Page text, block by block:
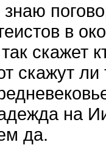
в
скажет
скажут
на
да.